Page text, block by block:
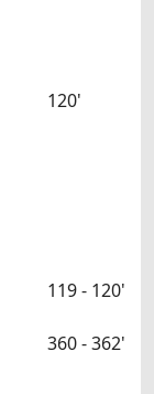
120'
119 - 120'
360 - 362'